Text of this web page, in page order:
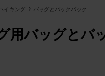
イキング バッグとバックパック
用バッグとバ